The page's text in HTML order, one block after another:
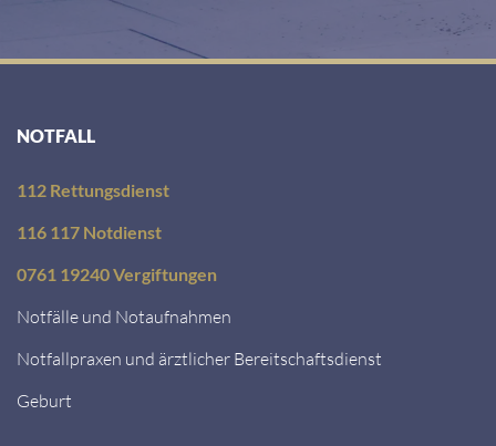
NOTFALL
112 Rettungsdienst
116 117 Notdienst
0761 19240 Vergiftungen
Notfälle und Notaufnahmen
Notfallpraxen und ärztlicher Bereitschaftsdienst
Geburt